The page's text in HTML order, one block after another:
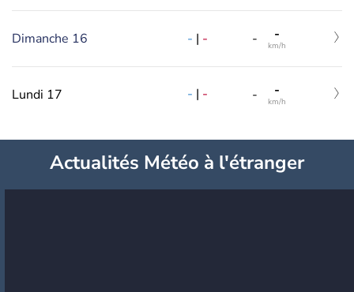
Dimanche 16 - | - - -
km/h
Lundi 17 - | - - -
km/h
Actualités Météo à l'étranger